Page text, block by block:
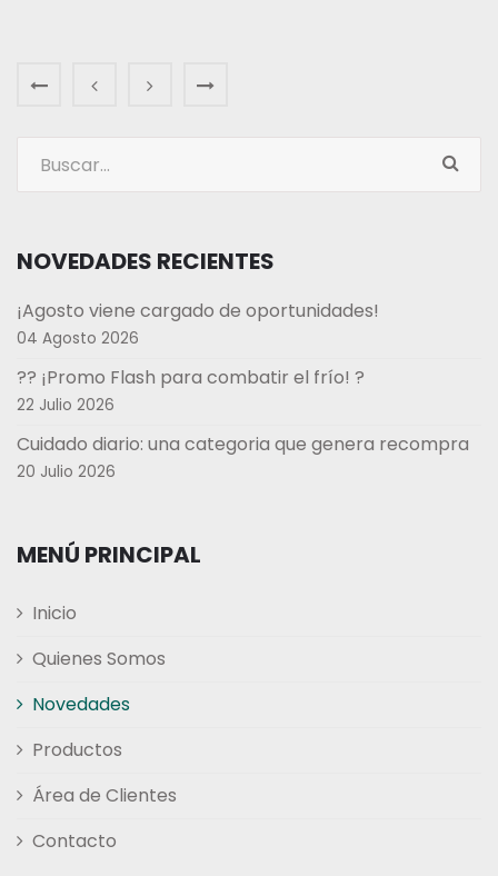
NOVEDADES RECIENTES
¡Agosto viene cargado de oportunidades!
04 Agosto 2026
?? ¡Promo Flash para combatir el frío! ?
22 Julio 2026
Cuidado diario: una categoria que genera recompra
20 Julio 2026
MENÚ PRINCIPAL
Inicio
Quienes Somos
Novedades
Productos
Área de Clientes
Contacto